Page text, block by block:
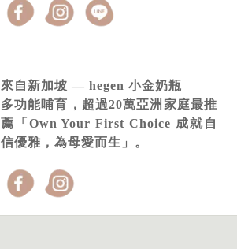
來自新加坡 — hegen 小金奶瓶
多功能哺育，超過20萬亞洲家庭最推
薦「Own Your First Choice 成就自
信優雅，為母愛而生」。